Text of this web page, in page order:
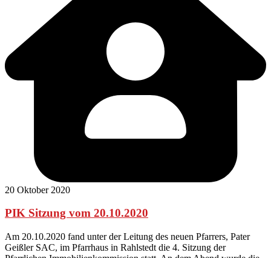
20 Oktober 2020
PIK Sitzung vom 20.10.2020
Am 20.10.2020 fand unter der Leitung des neuen Pfarrers, Pater
Geißler SAC, im Pfarrhaus in Rahlstedt die 4. Sitzung der